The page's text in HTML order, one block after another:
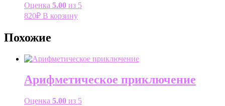
Оценка 5.00 из 5
820₽ В корзину
Похожие
Арифметическое приключение
Оценка 5.00 из 5